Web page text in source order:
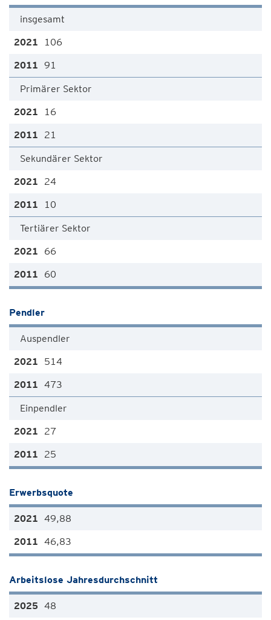
insgesamt
106
91
Primärer Sektor
16
21
Sekundärer Sektor
24
10
Tertiärer Sektor
66
60
Pendler
Auspendler
514
473
Einpendler
27
25
Erwerbsquote
49,88
46,83
Arbeitslose Jahresdurchschnitt
48